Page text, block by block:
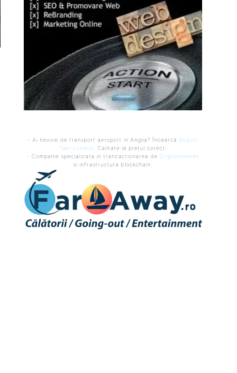
- Ai nevoie de transport aeroport in Anglia? Încearcă Airport
Taxi London. Calitate la prețul corect.
- Companie specializata in tranzactionarea de Criptomonede
si infrastructura blockchain.